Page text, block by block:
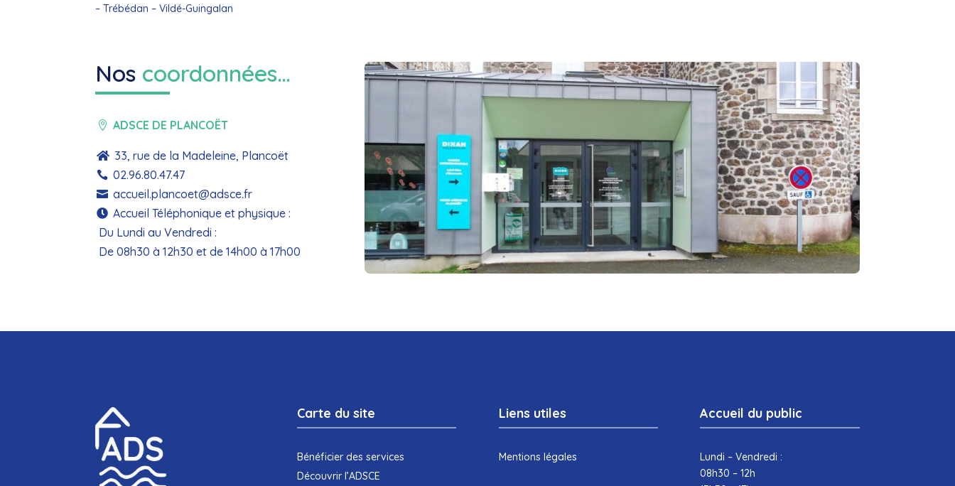
– Trébédan – Vildé-Guingalan
Nos coordonnées…
 ADSCE DE PLANCOËT
 33, rue de la Madeleine, Plancoët
 02.96.80.47.47
 accueil.plancoet@adsce.fr
 Accueil Téléphonique et physique :
Du Lundi au Vendredi :
De 08h30 à 12h30 et de 14h00 à 17h00
Carte du site
Bénéficier des services
Découvrir l’ADSCE
Liens utiles
Mentions légales
Accueil du public
Lundi – Vendredi :
08h30 – 12h